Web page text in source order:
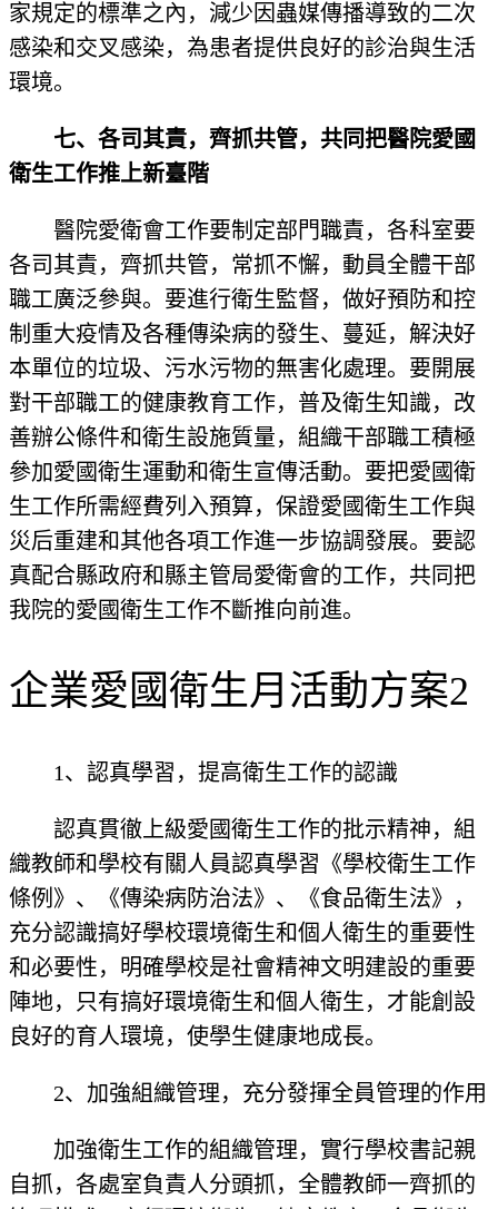
家規定的標準之內，減少因蟲媒傳播導致的二次
感染和交叉感染，為患者提供良好的診治與生活
環境。
七、各司其責，齊抓共管，共同把醫院愛國
衛生工作推上新臺階
醫院愛衛會工作要制定部門職責，各科室要
各司其責，齊抓共管，常抓不懈，動員全體干部
職工廣泛參與。要進行衛生監督，做好預防和控
制重大疫情及各種傳染病的發生、蔓延，解決好
本單位的垃圾、污水污物的無害化處理。要開展
對干部職工的健康教育工作，普及衛生知識，改
善辦公條件和衛生設施質量，組織干部職工積極
參加愛國衛生運動和衛生宣傳活動。要把愛國衛
生工作所需經費列入預算，保證愛國衛生工作與
災后重建和其他各項工作進一步協調發展。要認
真配合縣政府和縣主管局愛衛會的工作，共同把
我院的愛國衛生工作不斷推向前進。
企業愛國衛生月活動方案2
1、認真學習，提高衛生工作的認識
認真貫徹上級愛國衛生工作的批示精神，組
織教師和學校有關人員認真學習《學校衛生工作
條例》、《傳染病防治法》、《食品衛生法》，
充分認識搞好學校環境衛生和個人衛生的重要性
和必要性，明確學校是社會精神文明建設的重要
陣地，只有搞好環境衛生和個人衛生，才能創設
良好的育人環境，使學生健康地成長。
2、加強組織管理，充分發揮全員管理的作用
加強衛生工作的組織管理，實行學校書記親
自抓，各處室負責人分頭抓，全體教師一齊抓的